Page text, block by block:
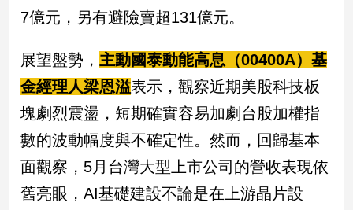
點
觀
點
兩
岸/
國
際
7億元，另有避險賣超131億元。
展望盤勢， 主動國泰動能高息（00400A）基
金經理人梁恩溢表示，觀察近期美股科技板
塊劇烈震盪，短期確實容易加劇台股加權指
數的波動幅度與不確定性。然而，回歸基本
面觀察，5月台灣大型上市公司的營收表現依
舊亮眼，AI基礎建設不論是在上游晶片設